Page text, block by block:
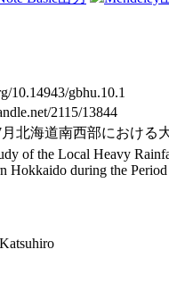
10.14943/gbhu.10.1
2115/13844
月北海道南西部における
of the Local Heavy
Hokkaido during the